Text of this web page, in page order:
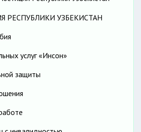
РЕСПУБЛИКИ УЗБЕКИСТАН
услуг «Инсон»
защиты